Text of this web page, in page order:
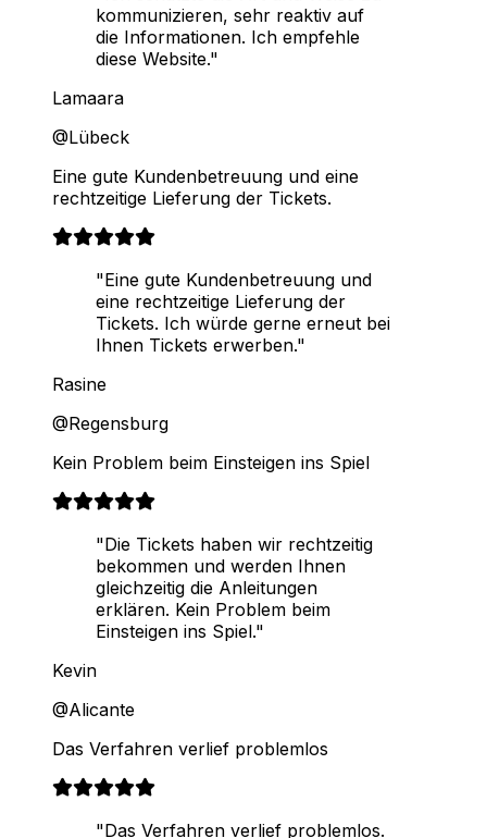
kommunizieren, sehr reaktiv auf
die Informationen. Ich empfehle
diese Website."
Lamaara
@Lübeck
Eine gute Kundenbetreuung und eine
rechtzeitige Lieferung der Tickets.
"Eine gute Kundenbetreuung und
eine rechtzeitige Lieferung der
Tickets. Ich würde gerne erneut bei
Ihnen Tickets erwerben."
Rasine
@Regensburg
Kein Problem beim Einsteigen ins Spiel
"Die Tickets haben wir rechtzeitig
bekommen und werden Ihnen
gleichzeitig die Anleitungen
erklären. Kein Problem beim
Einsteigen ins Spiel."
Kevin
@Alicante
Das Verfahren verlief problemlos
"Das Verfahren verlief problemlos.